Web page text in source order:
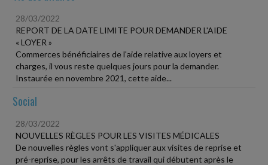
28/03/2022
REPORT DE LA DATE LIMITE POUR DEMANDER L'AIDE
« LOYER »
Commerces bénéficiaires de l'aide relative aux loyers et
charges, il vous reste quelques jours pour la demander.
Instaurée en novembre 2021, cette aide...
Social
28/03/2022
NOUVELLES RÈGLES POUR LES VISITES MÉDICALES
De nouvelles règles vont s'appliquer aux visites de reprise et
pré-reprise, pour les arrêts de travail qui débutent après le